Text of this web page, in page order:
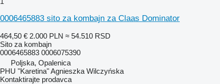
0006465883 sito za kombajn za Claas Dominator
464,50 € 2.000 PLN ≈ 54.510 RSD
Sito za kombajn
0006465883 0006075390
Poljska, Opalenica
PHU "Karetina" Agnieszka Wilczyńska
Kontaktirajte prodavca